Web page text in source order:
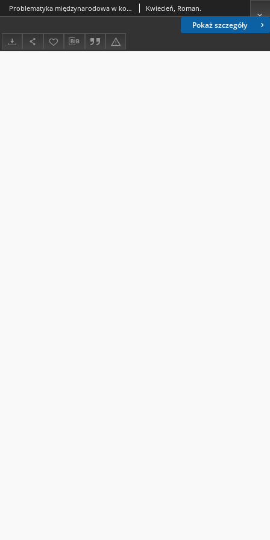
Pokaż szczegóły
Problematyka międzynarodowa w konstytucjach Chorwacji, Czech i Litwy Kwiecień, Roman.